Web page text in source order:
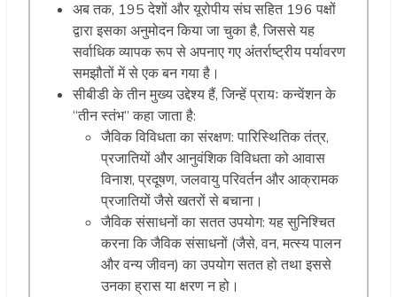
अब तक, 195 देशों और यूरोपीय संघ सहित 196 पक्षों
द्वारा इसका अनुमोदन किया जा चुका है, जिससे यह
सर्वाधिक व्यापक रूप से अपनाए गए अंतर्राष्ट्रीय पर्यावरण
समझौतों में से एक बन गया है।
सीबीडी के तीन मुख्य उद्देश्य हैं, जिन्हें प्रायः कन्वेंशन के
“तीन स्तंभ” कहा जाता है:
जैविक विविधता का संरक्षण: पारिस्थितिक तंत्र,
प्रजातियों और आनुवंशिक विविधता को आवास
विनाश, प्रदूषण, जलवायु परिवर्तन और आक्रामक
प्रजातियों जैसे खतरों से बचाना।
जैविक संसाधनों का सतत उपयोग: यह सुनिश्चित
करना कि जैविक संसाधनों (जैसे, वन, मत्स्य पालन
और वन्य जीवन) का उपयोग सतत हो तथा इससे
उनका ह्रास या क्षरण न हो।